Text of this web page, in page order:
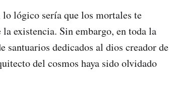
lo lógico sería que los mortales te
existencia. Sin embargo, en toda la
santuarios dedicados al dios creador de
del cosmos haya sido olvidado